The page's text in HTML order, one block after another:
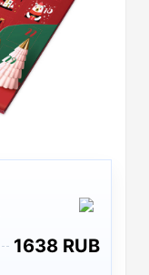
1638 RUB